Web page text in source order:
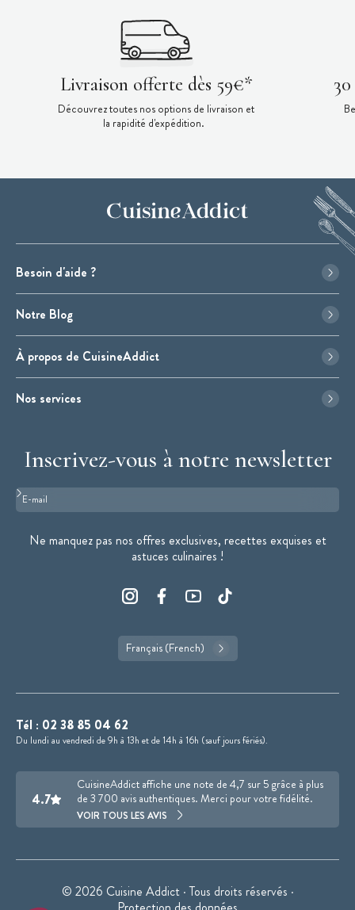
Livraison offerte dès 59€*
Découvrez toutes nos options de livraison et
la rapidité d'expédition.
Besoin d'aide ?
Notre Blog
À propos de CuisineAddict
Nos services
Inscrivez-vous à notre newsletter
Format : adresse@email.com
Ne manquez pas nos offres exclusives, recettes exquises et
astuces culinaires !
Français (French)
Tél : 02 38 85 04 62
Du lundi au vendredi de 9h à 13h et de 14h à 16h (sauf jours fériés).
4.7
CuisineAddict affiche une note de 4,7 sur 5 grâce à plus
de 3 700 avis authentiques. Merci pour votre fidélité.
VOIR TOUS LES AVIS
© 2026 Cuisine Addict · Tous droits réservés ·